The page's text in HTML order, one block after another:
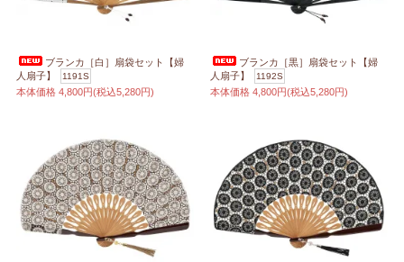
ブランカ［白］扇袋セット【婦
人扇子】
1191S
本体価格 4,800円(税込5,280円)
ブランカ［黒］扇袋セット【婦
人扇子】
1192S
本体価格 4,800円(税込5,280円)